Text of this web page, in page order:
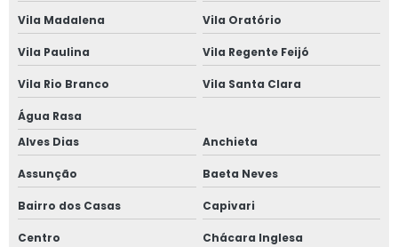
Vila Madalena Vila Oratório
Vila Paulina Vila Regente Feijó
Vila Rio Branco Vila Santa Clara
Água Rasa
Alves Dias
Anchieta
Assunção Baeta Neves
Bairro dos Casas Capivari
Centro Chácara Inglesa